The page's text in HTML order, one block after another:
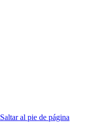
Saltar al pie de página